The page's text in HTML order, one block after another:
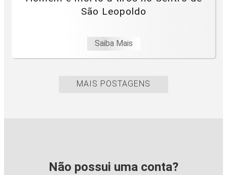
São Leopoldo
Saiba Mais
MAIS POSTAGENS
Não possui uma conta?